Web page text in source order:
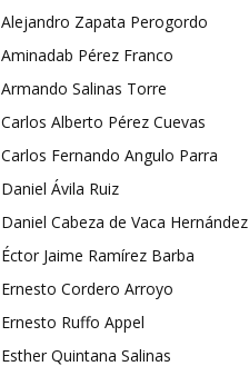
Alejandro Zapata Perogordo
Aminadab Pérez Franco
Armando Salinas Torre
Carlos Alberto Pérez Cuevas
Carlos Fernando Angulo Parra
Daniel Ávila Ruiz
Daniel Cabeza de Vaca Hernández
Éctor Jaime Ramírez Barba
Ernesto Cordero Arroyo
Ernesto Ruffo Appel
Esther Quintana Salinas